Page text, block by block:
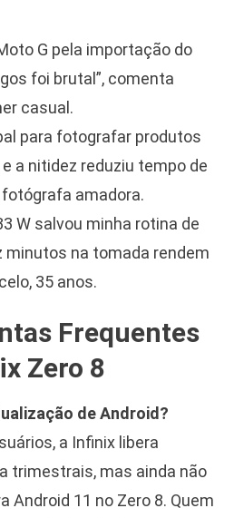
G pela importação do
foi brutal”, comenta
casual.
para fotografar produtos
a nitidez reduziu tempo de
fotógrafa amadora.
W salvou minha rotina de
minutos na tomada rendem
35 anos.
Frequentes
Zero 8
de Android?
a Infinix libera
trimestrais, mas ainda não
Android 11 no Zero 8. Quem